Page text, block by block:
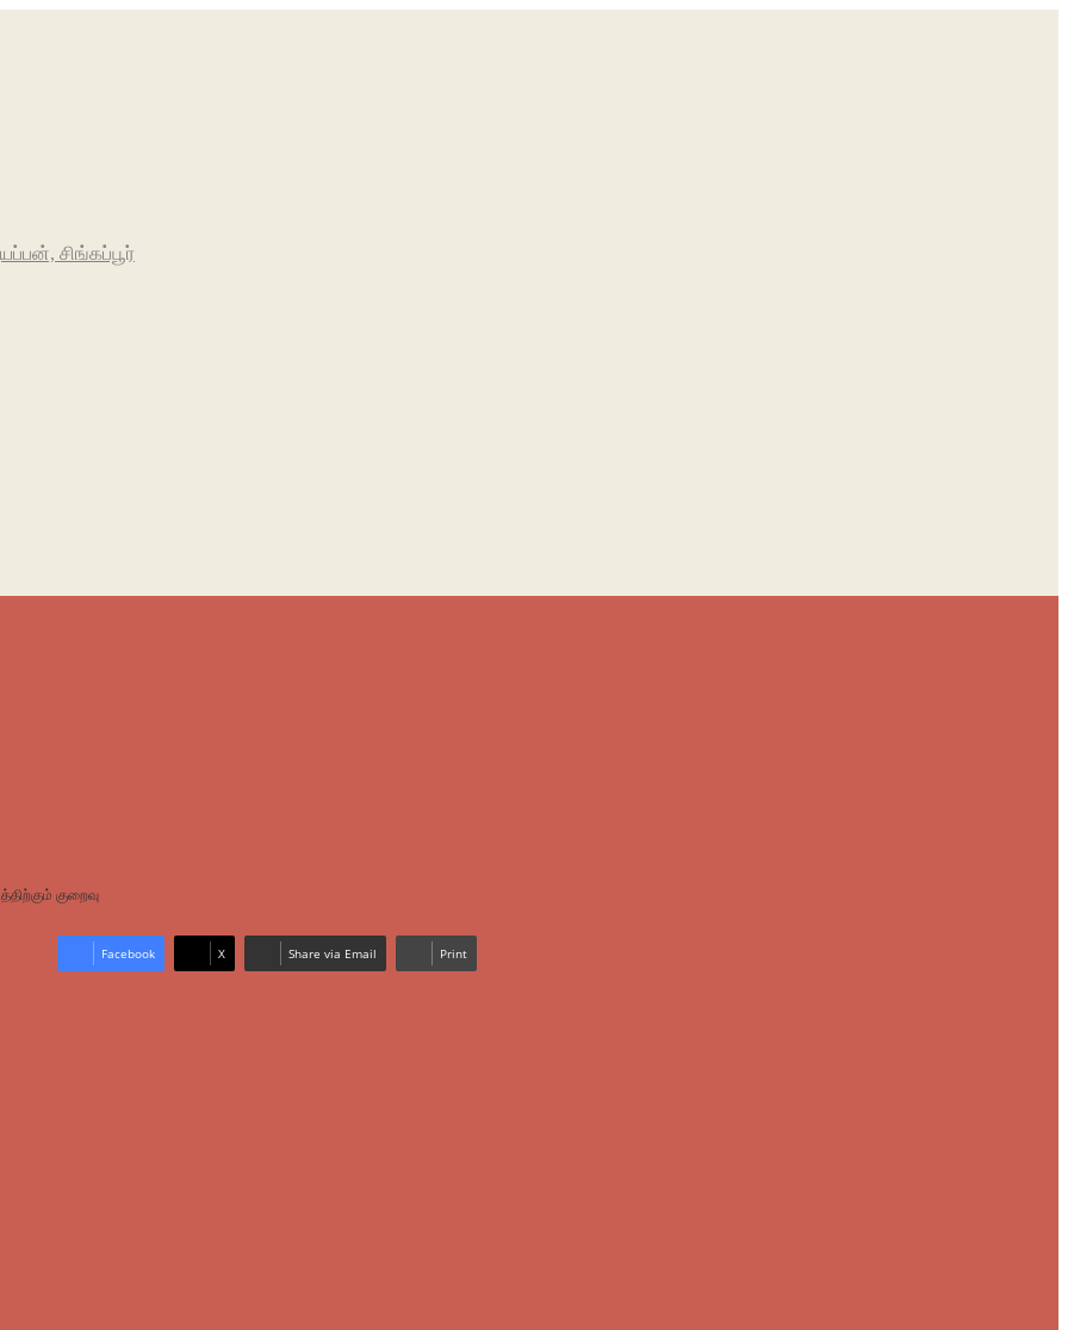
சிங்கப்பூர்
குறைவு
Facebook X Share via Email Print